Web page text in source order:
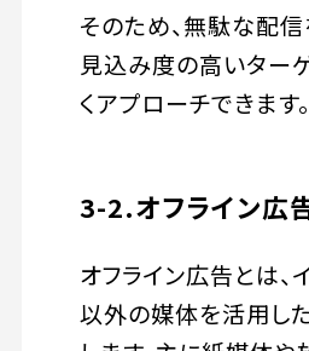
そのため、無駄な配信
見込み度の高いター
くアプローチできます。
3-2.オフライン広
オフライン広告とは、
以外の媒体を活用し